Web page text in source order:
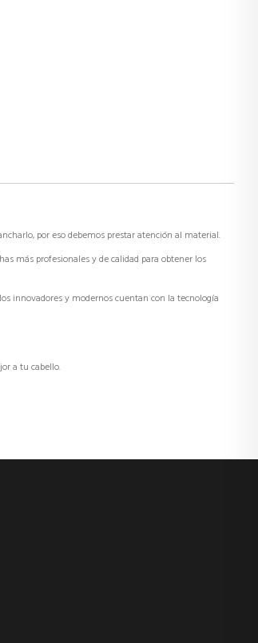
por eso debemos prestar atención al material.
más profesionales y de calidad para obtener los
innovadores y modernos cuentan con la tecnología
a tu cabello.